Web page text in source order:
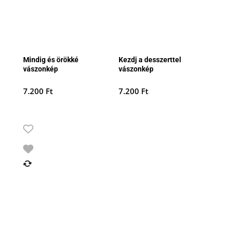
Mindig és örökké
vászonkép
7.200 Ft
Kezdj a desszerttel
vászonkép
7.200 Ft